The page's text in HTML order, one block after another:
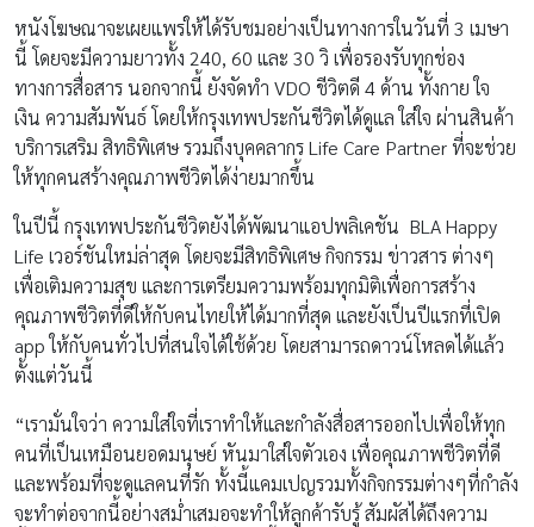
หนังโฆษณาจะเผยแพร่ให้ได้รับชมอย่างเป็นทางการในวันที่ 3 เมษา
นี้ โดยจะมีความยาวทั้ง 240, 60 และ 30 วิ เพื่อรองรับทุกช่อง
ทางการสื่อสาร นอกจากนี้ ยังจัดทำ VDO ชีวิตดี 4 ด้าน ทั้งกาย ใจ
เงิน ความสัมพันธ์ โดยให้กรุงเทพประกันชีวิตได้ดูแล ใส่ใจ ผ่านสินค้า
บริการเสริม สิทธิพิเศษ รวมถึงบุคคลากร Life Care Partner ที่จะช่วย
ให้ทุกคนสร้างคุณภาพชีวิตได้ง่ายมากขึ้น
ในปีนี้ กรุงเทพประกันชีวิตยังได้พัฒนาแอปพลิเคชัน BLA Happy
Life เวอร์ชันใหม่ล่าสุด โดยจะมีสิทธิพิเศษ กิจกรรม ข่าวสาร ต่างๆ
เพื่อเติมความสุข และการเตรียมความพร้อมทุกมิติเพื่อการสร้าง
คุณภาพชีวิตที่ดีให้กับคนไทยให้ได้มากที่สุด และยังเป็นปีแรกที่เปิด
app ให้กับคนทั่วไปที่สนใจได้ใช้ด้วย โดยสามารถดาวน์โหลดได้แล้ว
ตั้งแต่วันนี้
“เรามั่นใจว่า ความใส่ใจที่เราทำให้และกำลังสื่อสารออกไปเพื่อให้ทุก
คนที่เป็นเหมือนยอดมนุษย์ หันมาใส่ใจตัวเอง เพื่อคุณภาพชีวิตที่ดี
และพร้อมที่จะดูแลคนที่รัก ทั้งนี้แคมเปญรวมทั้งกิจกรรมต่างๆที่กำลัง
จะทำต่อจากนี้อย่างสม่ำเสมอจะทำให้ลูกค้ารับรู้ สัมผัสได้ถึงความ